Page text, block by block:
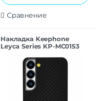
Сравнение
Накладка Keephone
Leyca Series KP-MC0153